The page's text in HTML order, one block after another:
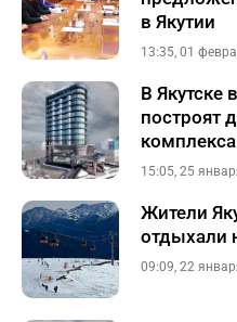
в Якутии
13:35, 01
В Якутске
построят
комплекса
15:05, 25
Жители
отдыхали
09:09, 22